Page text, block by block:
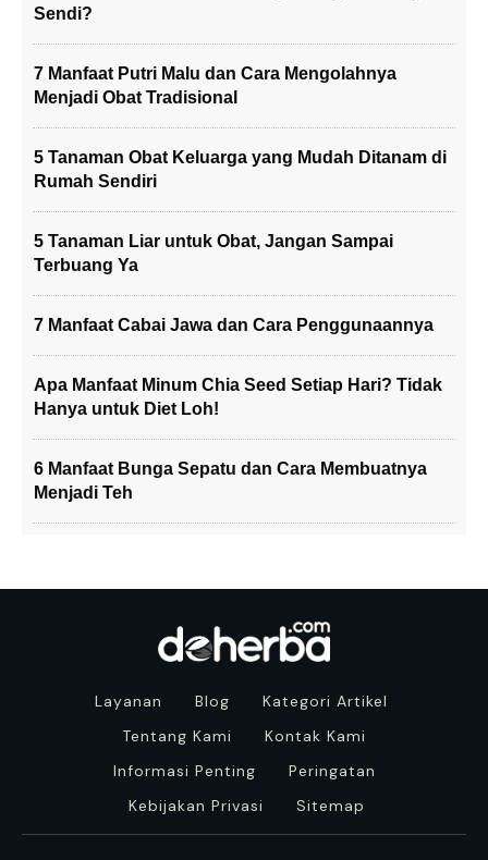
Sendi?
7 Manfaat Putri Malu dan Cara Mengolahnya
Menjadi Obat Tradisional
5 Tanaman Obat Keluarga yang Mudah Ditanam di
Rumah Sendiri
5 Tanaman Liar untuk Obat, Jangan Sampai
Terbuang Ya
7 Manfaat Cabai Jawa dan Cara Penggunaannya
Apa Manfaat Minum Chia Seed Setiap Hari? Tidak
Hanya untuk Diet Loh!
6 Manfaat Bunga Sepatu dan Cara Membuatnya
Menjadi Teh
Layanan Blog
Kategori Artikel
Tentang Kami
Kontak Kami
Informasi Penting
Peringatan
Kebijakan Privasi
Sitemap